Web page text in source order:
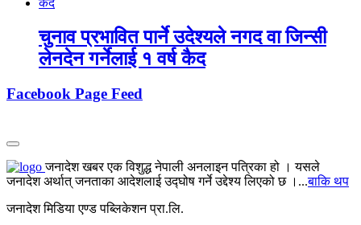
चुनाव प्रभावित पार्ने उदेश्यले नगद वा जिन्सी
लेनदेन गर्नेलाई १ वर्ष कैद
Facebook Page Feed
जनादेश खबर एक विशुद्ध नेपाली अनलाइन पत्रिका हो । यसले
जनादेश अर्थात् जनताका आदेशलाई उद्घोष गर्ने उद्देश्य लिएको छ ।...बाकि थप
जनादेश मिडिया एण्ड पब्लिकेशन प्रा.लि.